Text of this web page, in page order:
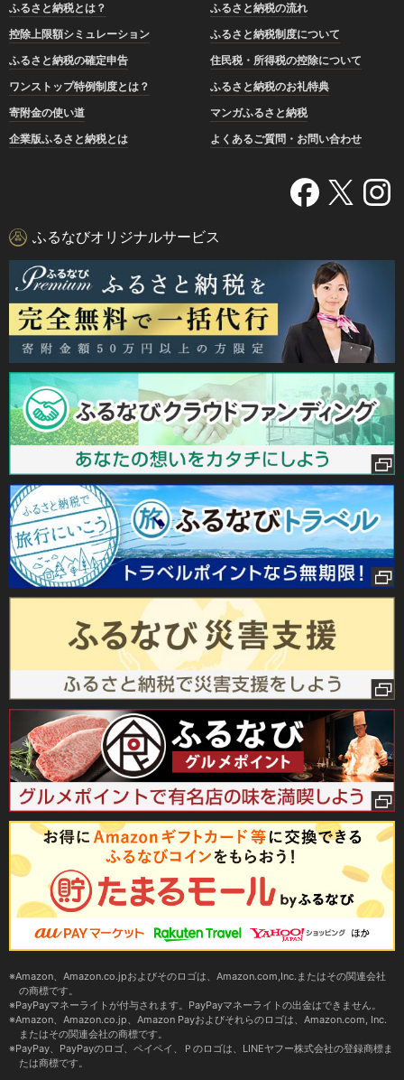
ふるさと納税とは？
ふるさと納税の流れ
控除上限額シミュレーション
ふるさと納税制度について
ふるさと納税の確定申告
住民税・所得税の控除について
ワンストップ特例制度とは？
ふるさと納税のお礼特典
寄附金の使い道
マンガふるさと納税
企業版ふるさと納税とは
よくあるご質問・お問い合わせ
ふるなびオリジナルサービス
Amazon、Amazon.co.jpおよびそのロゴは、Amazon.com,Inc.またはその関連会社
の商標です。
PayPayマネーライトが付与されます。PayPayマネーライトの出金はできません。
Amazon、Amazon.co.jp、Amazon Payおよびそれらのロゴは、Amazon.com, Inc.
またはその関連会社の商標です。
PayPay、PayPayのロゴ、ペイペイ、Ｐのロゴは、LINEヤフー株式会社の登録商標ま
たは商標です。